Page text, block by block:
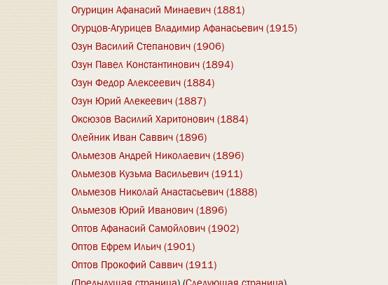
Огурицин Афанасий Минаевич (1881)
Огурцов-Агурицев Владимир Афанасьевич (1915)
Озун Василий Степанович (1906)
Озун Павел Константинович (1894)
Озун Федор Алексеевич (1884)
Озун Юрий Алекеевич (1887)
Оксюзов Василий Харитонович (1884)
Олейник Иван Саввич (1896)
Ольмезов Андрей Николаевич (1896)
Ольмезов Кузьма Васильевич (1911)
Ольмезов Николай Анастасьевич (1888)
Ольмезов Юрий Иванович (1896)
Оптов Афанасий Самойлович (1902)
Оптов Ефрем Ильич (1901)
Оптов Прокофий Саввич (1911)